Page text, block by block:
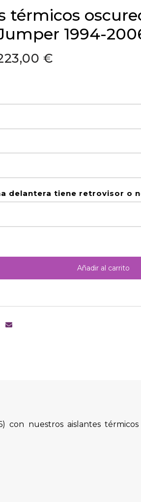
térmicos
1994-
€
delantera tiene retrovisor o
Añadir al carrito
nuestros aislantes térmicos